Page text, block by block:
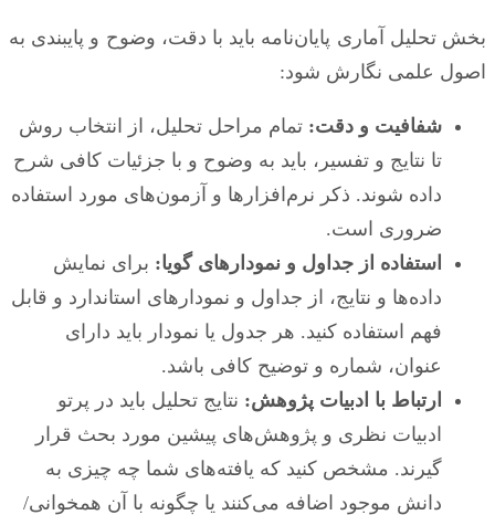
بخش تحلیل آماری پایان‌نامه باید با دقت، وضوح و پایبندی به
اصول علمی نگارش شود:
شفافیت و دقت: تمام مراحل تحلیل، از انتخاب روش
تا نتایج و تفسیر، باید به وضوح و با جزئیات کافی شرح
داده شوند. ذکر نرم‌افزارها و آزمون‌های مورد استفاده
ضروری است.
استفاده از جداول و نمودارهای گویا: برای نمایش
داده‌ها و نتایج، از جداول و نمودارهای استاندارد و قابل
فهم استفاده کنید. هر جدول یا نمودار باید دارای
عنوان، شماره و توضیح کافی باشد.
ارتباط با ادبیات پژوهش: نتایج تحلیل باید در پرتو
ادبیات نظری و پژوهش‌های پیشین مورد بحث قرار
گیرند. مشخص کنید که یافته‌های شما چه چیزی به
دانش موجود اضافه می‌کنند یا چگونه با آن همخوانی/